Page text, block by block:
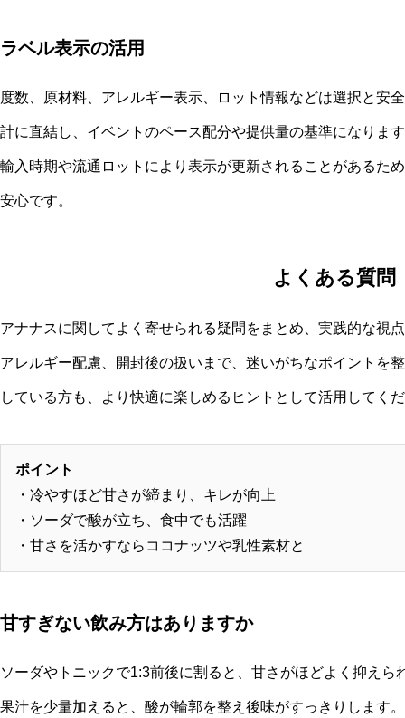
ラベル表示の活用
度数、原材料、アレルギー表示、ロット情報などは選択と安
計に直結し、イベントのペース配分や提供量の基準になりま
輸入時期や流通ロットにより表示が更新されることがあるた
安心です。
よくある質問
アナナスに関してよく寄せられる疑問をまとめ、実践的な視
アレルギー配慮、開封後の扱いまで、迷いがちなポイントを
している方も、より快適に楽しめるヒントとして活用してく
ポイント
・冷やすほど甘さが締まり、キレが向上
・ソーダで酸が立ち、食中でも活躍
・甘さを活かすならココナッツや乳性素材と
甘すぎない飲み方はありますか
ソーダやトニックで1:3前後に割ると、甘さがほどよく抑え
果汁を少量加えると、酸が輪郭を整え後味がすっきりします